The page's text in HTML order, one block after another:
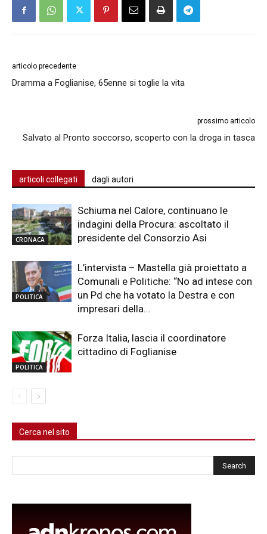
articolo precedente
Dramma a Foglianise, 65enne si toglie la vita
prossimo articolo
Salvato al Pronto soccorso, scoperto con la droga in tasca
articoli collegati dagli autori
CRONACA
Schiuma nel Calore, continuano le
indagini della Procura: ascoltato il
presidente del Consorzio Asi
POLITICA
L’intervista – Mastella già proiettato a
Comunali e Politiche: “No ad intese con
un Pd che ha votato la Destra e con
impresari della...
POLITICA
Forza Italia, lascia il coordinatore
cittadino di Foglianise
Cerca nel sito